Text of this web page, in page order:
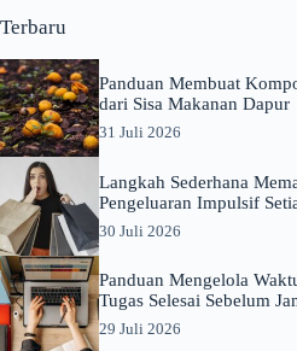
Terbaru
Panduan Membuat
dari Sisa Makanan Dapur
31 Juli 2026
Langkah Sederhana
Pengeluaran Impulsif
30 Juli 2026
Panduan Mengelola
Tugas Selesai Sebelum
29 Juli 2026